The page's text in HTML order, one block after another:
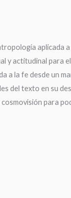
aplicada
y actitudinal para
a la fe desde un
del texto en su
para